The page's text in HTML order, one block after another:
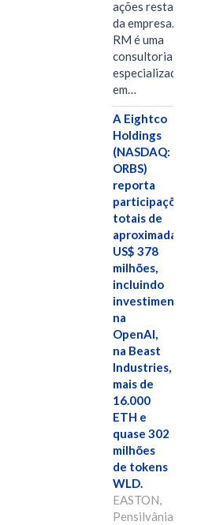
ações restantes
da empresa. A S-
RM é uma
consultoria
especializada
em…
A Eightco
Holdings
(NASDAQ:
ORBS)
reporta
participações
totais de
US$ 378
milhões,
incluindo
investimentos
na
OpenAI,
na Beast
Industries,
mais de
16.000
ETH e
quase 302
milhões
de tokens
WLD.
EASTON,
Pensilvânia,